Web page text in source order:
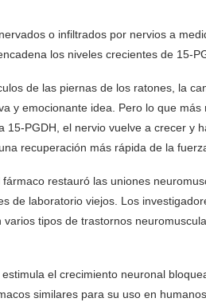
o infiltrados por nervios a
los niveles crecientes de 15-
de las piernas de los ratones, la
y emocionante idea. Pero lo que
PGDH, el nervio vuelve a crecer y
recuperación más rápida de la
restauró las uniones
de laboratorio viejos. Los
tipos de trastornos
el crecimiento neuronal
similares para su uso en